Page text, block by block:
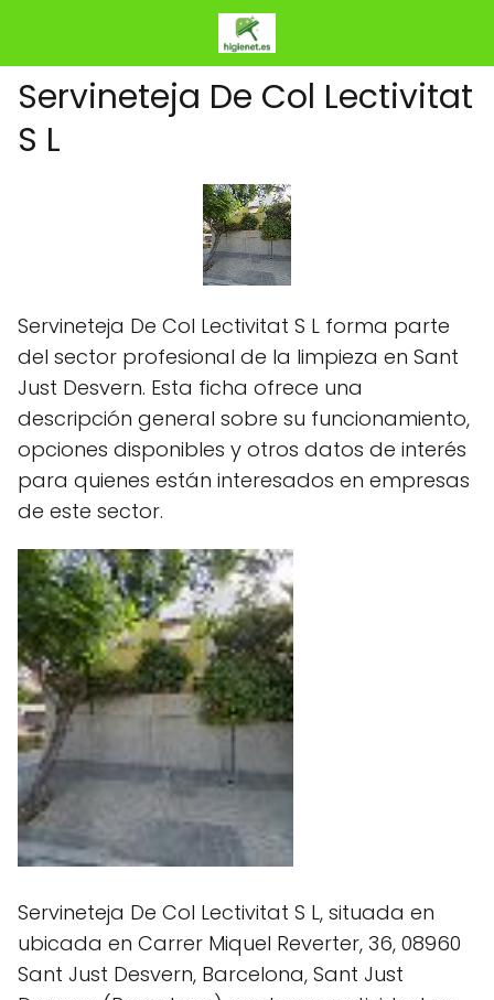
Servineteja De Col Lectivitat
S L
Servineteja De Col Lectivitat S L forma parte
del sector profesional de la limpieza en Sant
Just Desvern. Esta ficha ofrece una
descripción general sobre su funcionamiento,
opciones disponibles y otros datos de interés
para quienes están interesados en empresas
de este sector.
Servineteja De Col Lectivitat S L, situada en
ubicada en Carrer Miquel Reverter, 36, 08960
Sant Just Desvern, Barcelona, Sant Just